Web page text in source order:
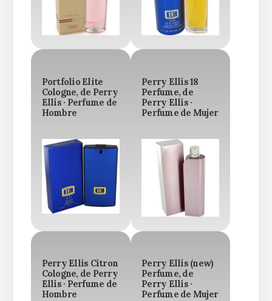
Portfolio Elite
Cologne, de Perry
Ellis · Perfume de
Hombre
Perry Ellis 18
Perfume, de
Perry Ellis ·
Perfume de Mujer
Perry Ellis Citron
Cologne, de Perry
Ellis · Perfume de
Hombre
Perry Ellis (new)
Perfume, de
Perry Ellis ·
Perfume de Mujer